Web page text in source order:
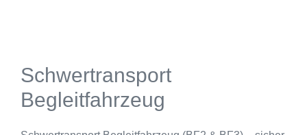
Schwertransport
Begleitfahrzeug